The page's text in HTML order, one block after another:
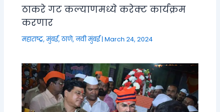
ठाकरे गट कल्याणमध्ये करेक्ट कार्यक्रम
करणार
महाराष्ट्र,मुंबई, ठाणे, नवी मुंबई|March 24, 2024